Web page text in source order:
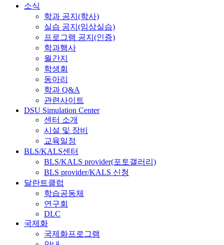
소식
학과 공지(학사)
실습 공지(임상실습)
프로그램 공지(인증)
학과행사
월간지
학생회
동아리
학과 Q&A
관련사이트
DSU Simulation Center
센터 소개
시설 및 장비
교육일정
BLS/KALS센터
BLS/KALS provider(포토갤러리)
BLS provider/KALS 신청
달란트클럽
학습공동체
연구회
DLC
국제화
국제화프로그램